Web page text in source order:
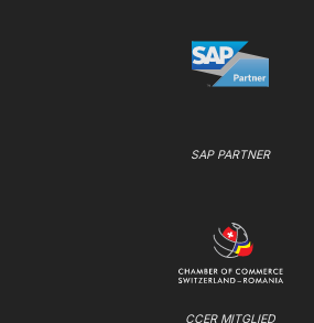
SAP PARTNER
CCER MITGLIED